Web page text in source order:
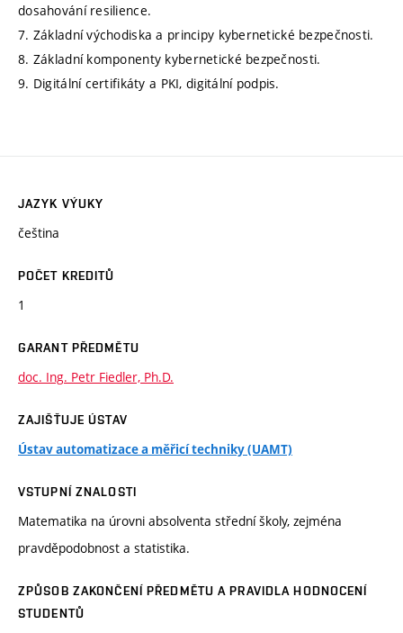
dosahování resilience.
7. Základní východiska a principy kybernetické bezpečnosti.
8. Základní komponenty kybernetické bezpečnosti.
9. Digitální certifikáty a PKI, digitální podpis.
JAZYK VÝUKY
čeština
POČET KREDITŮ
1
GARANT PŘEDMĚTU
doc. Ing. Petr Fiedler, Ph.D.
ZAJIŠŤUJE ÚSTAV
Ústav automatizace a měřicí techniky (UAMT)
VSTUPNÍ ZNALOSTI
Matematika na úrovni absolventa střední školy, zejména
pravděpodobnost a statistika.
ZPŮSOB ZAKONČENÍ PŘEDMĚTU A PRAVIDLA HODNOCENÍ
STUDENTŮ